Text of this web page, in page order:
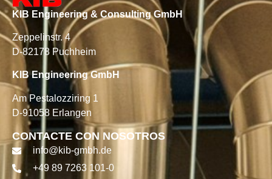
KIB Engineering & Consulting GmbH
Zeppelinstr. 4
D-82178 Puchheim
KIB Engineering GmbH
Am Pestalozziring 1
D-91058 Erlangen
CONTACTE CON NOSOTROS
info@kib-gmbh.de
+49 89 7263 101-0